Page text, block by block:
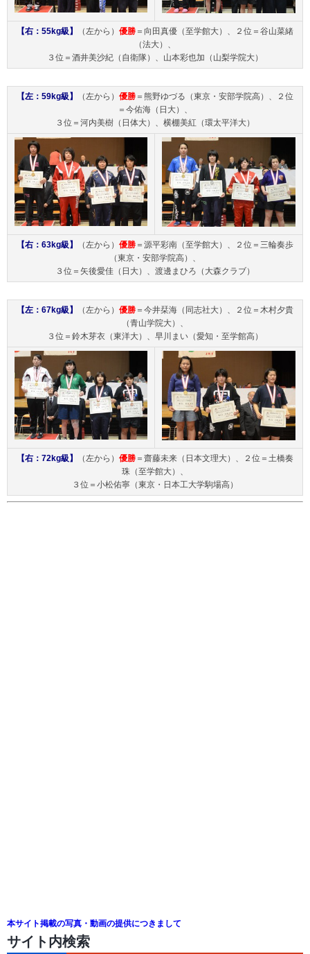
【右：55kg級】 （左から） 優勝 ＝向田真優（至学館大）、２位＝谷山菜緒
（法大）、
３位＝酒井美沙紀（自衛隊）、山本彩也加（山梨学院大）
【左：59kg級】 （左から） 優勝 ＝熊野ゆづる（東京・安部学院高）、２位
＝今佑海（日大）、
３位＝河内美樹（日体大）、横棚美紅（環太平洋大）
【右：63kg級】 （左から） 優勝 ＝源平彩南（至学館大）、２位＝三輪奏歩
（東京・安部学院高）、
３位＝矢後愛佳（日大）、渡邊まひろ（大森クラブ）
【左：67kg級】 （左から） 優勝 ＝今井栞海（同志社大）、２位＝木村夕貴
（青山学院大）、
３位＝鈴木芽衣（東洋大）、早川まい（愛知・至学館高）
【右：72kg級】 （左から） 優勝 ＝齋藤未来（日本文理大）、２位＝土橋奏
珠（至学館大）、
３位＝小松佑寧（東京・日本工大学駒場高）
本サイト掲載の写真・動画の提供につきまして
サイト内検索